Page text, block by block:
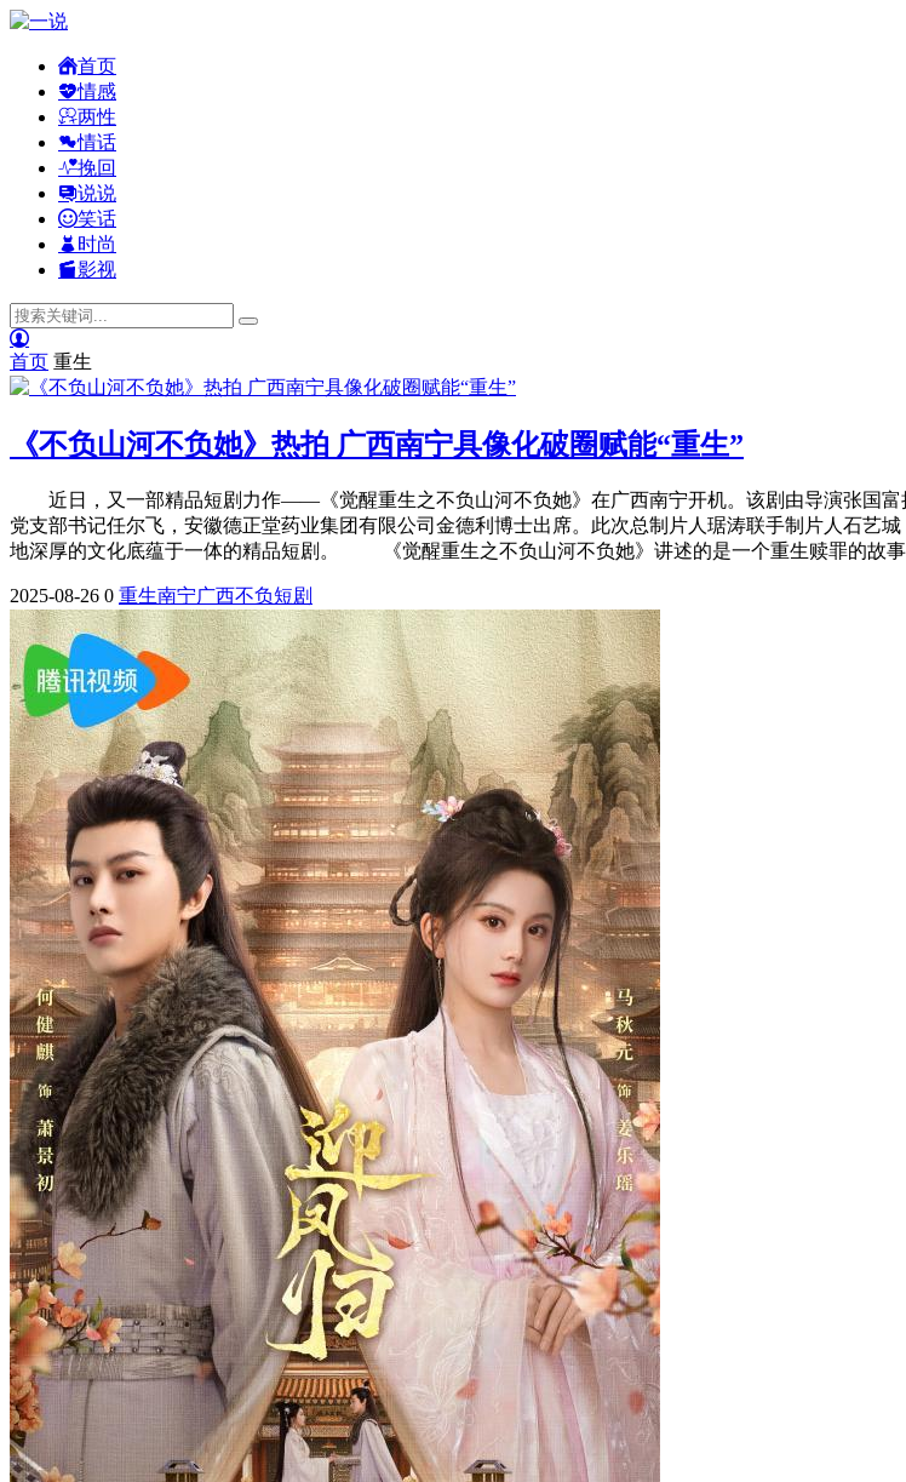
首页
情感
两性
情话
挽回
说说
笑话
时尚
影视
首页 重生
《不负山河不负她》热拍 广西南宁具像化破圈赋能“重生”
近日，又一部精品短剧力作——《觉醒重生之不负山河不负她》在广西南宁开机。该剧由导演张国富
党支部书记任尔飞，安徽德正堂药业集团有限公司金德利博士出席。此次总制片人琚涛联手制片人石艺
地深厚的文化底蕴于一体的精品短剧。 《觉醒重生之不负山河不负她》讲述的是一个重生赎罪的故
2025-08-26 0 重生南宁广西不负短剧